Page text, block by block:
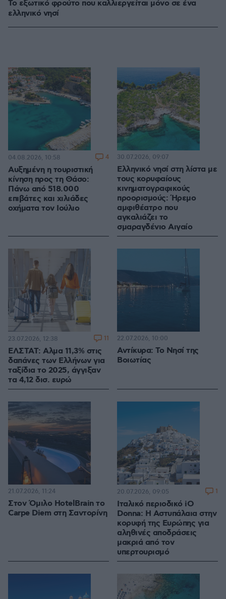
Το εξωτικό φρούτο που καλλιεργείται μόνο σε ένα
ελληνικό νησί
Αυξημένη η τουριστική
κίνηση προς τη Θάσο:
Πάνω από 518.000
επιβάτες και χιλιάδες
οχήματα τον Ιούλιο
04.08.2026, 10:58 4
Ελληνικό νησί στη λίστα με
τους κορυφαίους
κινηματογραφικούς
προορισμούς: Ήρεμο
αμφιθέατρο που
αγκαλιάζει το
σμαραγδένιο Αιγαίο
30.07.2026, 09:07
ΕΛΣΤΑΤ: Αλμα 11,3% στις
δαπάνες των Ελλήνων για
ταξίδια το 2025, άγγιξαν
τα 4,12 δισ. ευρώ
23.07.2026, 12:38 11
Αντίκυρα: Το Νησί της
Βοιωτίας
22.07.2026, 10:00
Στον Όμιλο HotelBrain το
Carpe Diem στη Σαντορίνη
21.07.2026, 11:24
Ιταλικό περιοδικό iO
Donna: H Αστυπάλαια στην
κορυφή της Ευρώπης για
αληθινές αποδράσεις
μακριά από τον
υπερτουρισμό
20.07.2026, 09:05 1